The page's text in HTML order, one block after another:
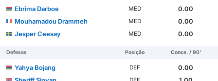
Ebrima Darboe
MED
0.00
Mouhamadou Drammeh
MED
0.00
Jesper Ceesay
MED 0.00
Defesas Posição Conce. / 90'
Yahya Bojang DEF
0.00